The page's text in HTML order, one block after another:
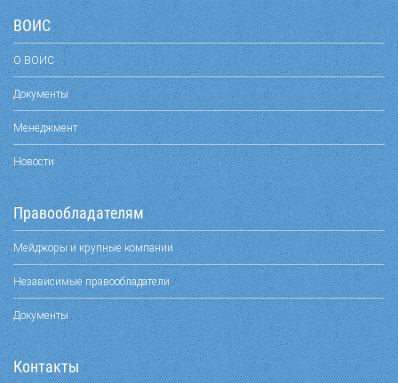
ВОИС
О ВОИС
Документы
Менеджмент
Новости
Правообладателям
Мейджоры и крупные компании
Независимые правообладатели
Документы
Контакты